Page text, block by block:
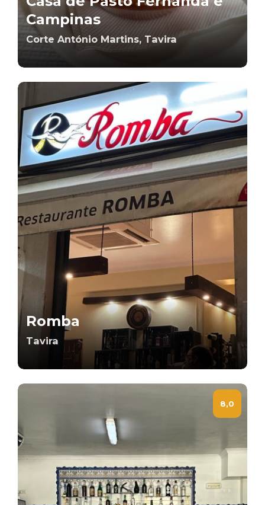
Campinas
Corte António Martins, Tavira
Romba
Tavira
8,0